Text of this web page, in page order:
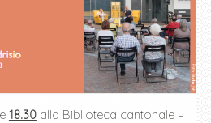
18.30alla Biblioteca cantonale –